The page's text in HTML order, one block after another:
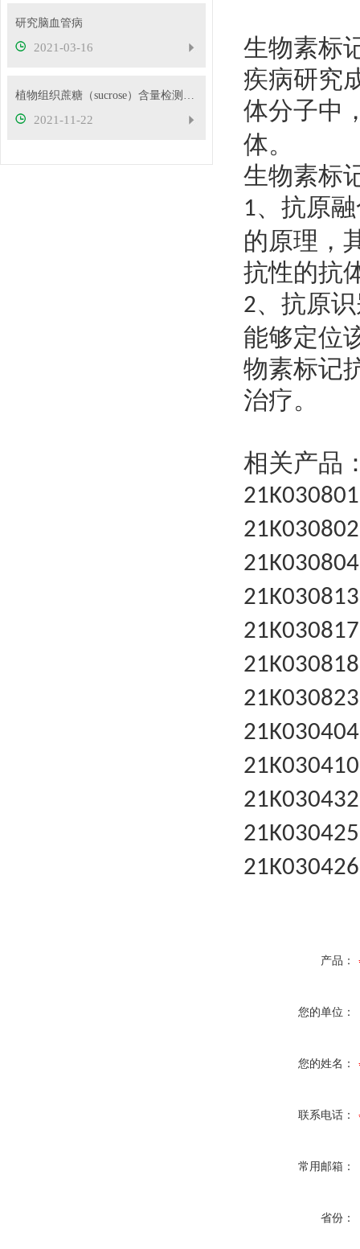
研究脑血管病
2021-03-16
植物组织蔗糖（sucrose）含量检测原理！
2021-11-22
生物素标
疾病研究
体分子中
体。
生物素标
1、抗原
的原理，
抗性的抗
2、 抗原
能够定位
物素标记
治疗。
相关产品
产品：
您的单位：
您的姓名：
联系电话：
常用邮箱：
省份：